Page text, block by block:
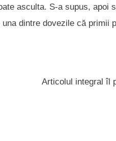
asculta. S-a supus, apoi
dintre dovezile că primii
Articolul integral îl